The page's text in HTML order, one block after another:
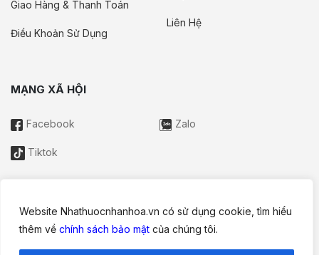
Website Nhathuocnhanhoa.vn có sử dụng cookie, tìm hiểu
thêm về chính sách bảo mật của chúng tôi.
Giao Hàng & Thanh Toán
Điều Khoản Sử Dụng
Liên Hệ
MẠNG XÃ HỘI
Facebook Zalo
Tiktok
Thông tin trên website này chỉ mang tính chất nội bộ tham khảo;